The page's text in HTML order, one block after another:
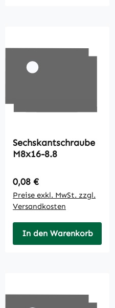
Sechskantschraube
M8x16-8.8
Regulärer Preis:
0,08 €
Preise exkl. MwSt. zzgl.
Versandkosten
In den Warenkorb